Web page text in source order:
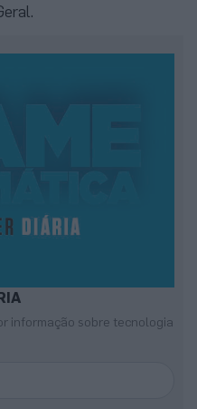
informação sobre tecnologia